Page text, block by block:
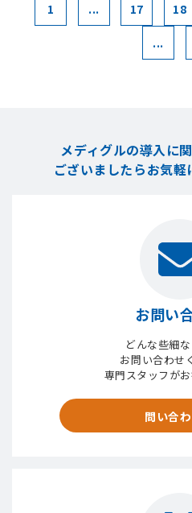
1 ... 17 18
...
メディグルの導入に
ございましたらお気軽
お問い
どんな些細
お問い合わせ
専門スタッフがお
問い合